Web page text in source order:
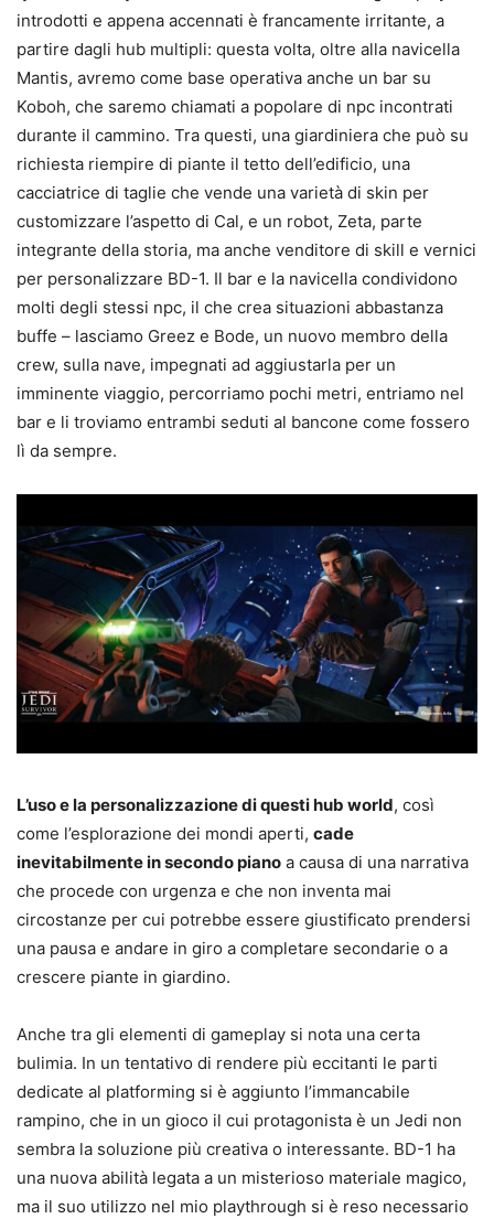
introdotti e appena accennati è francamente irritante, a
partire dagli hub multipli: questa volta, oltre alla navicella
Mantis, avremo come base operativa anche un bar su
Koboh, che saremo chiamati a popolare di npc incontrati
durante il cammino. Tra questi, una giardiniera che può su
richiesta riempire di piante il tetto dell’edificio, una
cacciatrice di taglie che vende una varietà di skin per
customizzare l’aspetto di Cal, e un robot, Zeta, parte
integrante della storia, ma anche venditore di skill e vernici
per personalizzare BD-1. Il bar e la navicella condividono
molti degli stessi npc, il che crea situazioni abbastanza
buffe – lasciamo Greez e Bode, un nuovo membro della
crew, sulla nave, impegnati ad aggiustarla per un
imminente viaggio, percorriamo pochi metri, entriamo nel
bar e li troviamo entrambi seduti al bancone come fossero
lì da sempre.
L’uso e la personalizzazione di questi hub world, così
come l’esplorazione dei mondi aperti, cade
inevitabilmente in secondo piano a causa di una narrativa
che procede con urgenza e che non inventa mai
circostanze per cui potrebbe essere giustificato prendersi
una pausa e andare in giro a completare secondarie o a
crescere piante in giardino.
Anche tra gli elementi di gameplay si nota una certa
bulimia. In un tentativo di rendere più eccitanti le parti
dedicate al platforming si è aggiunto l’immancabile
rampino, che in un gioco il cui protagonista è un Jedi non
sembra la soluzione più creativa o interessante. BD-1 ha
una nuova abilità legata a un misterioso materiale magico,
ma il suo utilizzo nel mio playthrough si è reso necessario